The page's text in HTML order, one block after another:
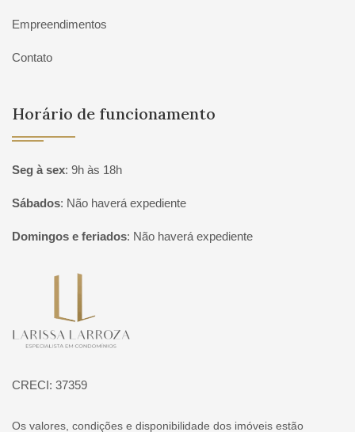
Empreendimentos
Contato
Horário de funcionamento
Seg à sex: 9h às 18h
Sábados: Não haverá expediente
Domingos e feriados: Não haverá expediente
CRECI: 37359
Os valores, condições e disponibilidade dos imóveis estão